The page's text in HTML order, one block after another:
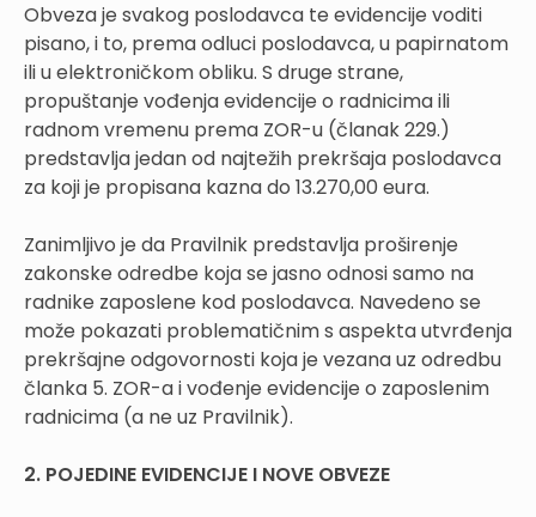
Obveza je svakog poslodavca te evidencije voditi
pisano, i to, prema odluci poslodavca, u papirnatom
ili u elektroničkom obliku. S druge strane,
propuštanje vođenja evidencije o radnicima ili
radnom vremenu prema ZOR-u (članak 229.)
predstavlja jedan od najtežih prekršaja poslodavca
za koji je propisana kazna do 13.270,00 eura.
Zanimljivo je da Pravilnik predstavlja proširenje
zakonske odredbe koja se jasno odnosi samo na
radnike zaposlene kod poslodavca. Navedeno se
može pokazati problematičnim s aspekta utvrđenja
prekršajne odgovornosti koja je vezana uz odredbu
članka 5. ZOR-a i vođenje evidencije o zaposlenim
radnicima (a ne uz Pravilnik).
2. POJEDINE EVIDENCIJE I NOVE OBVEZE